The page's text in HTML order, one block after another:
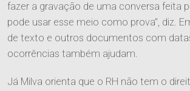
fazer a gravação de uma conversa feita
pode usar esse meio como prova”, diz.
de texto e outros documentos com
ocorrências também ajudam.
Já Milva orienta que o RH não tem o